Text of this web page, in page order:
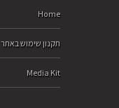
Home
תקנון שימוש באתר
Media Kit